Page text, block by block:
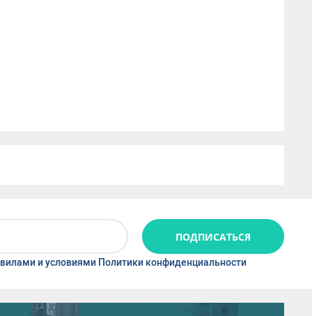
ПОДПИСАТЬСЯ
и условиями Политики конфиденциальности